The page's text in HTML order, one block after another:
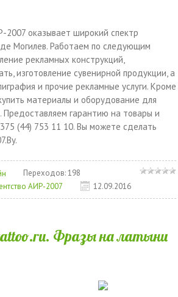
2007 оказывает широкий спектр
Могилев. Работаем по следующим
рекламных конструкций,
изготовление сувенирной продукции, а
и прочие рекламные услуги. Кроме
материалы и оборудование для
Предоставляем гарантию на товары и
(44) 753 11 10. Вы можете сделать
Переходов:198
АИР-2007
12.09.2016
Фразы на латыни